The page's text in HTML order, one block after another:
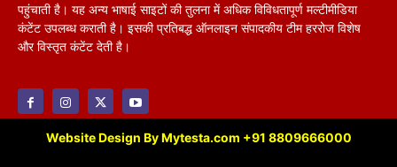
पहुंचाती है। यह अन्य भाषाई साइटों की तुलना में अधिक विविधतापूर्ण मल्टीमीडिया
कंटेंट उपलब्ध कराती है। इसकी प्रतिबद्ध ऑनलाइन संपादकीय टीम हररोज विशेष
और विस्तृत कंटेंट देती है।
Website Design By Mytesta.com +91 8809666000